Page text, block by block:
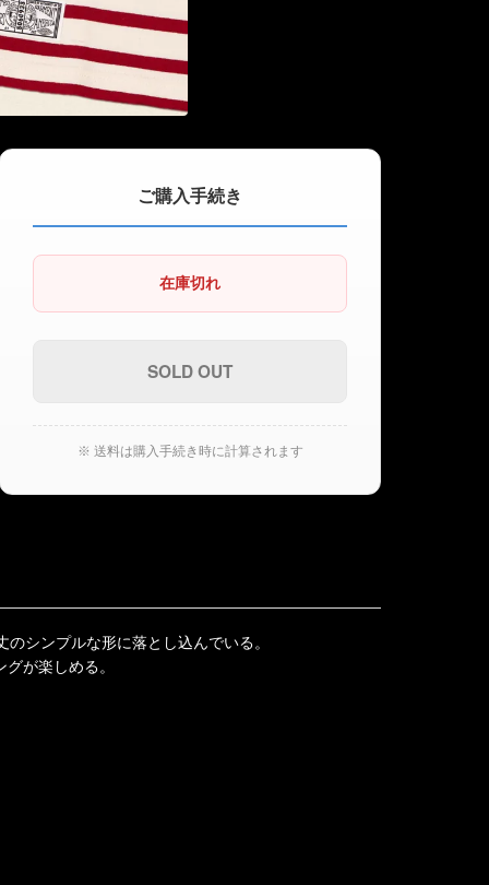
ご購入手続き
在庫切れ
※ 送料は購入手続き時に計算されます
シンプルな形に落とし込んでいる。
が楽しめる。